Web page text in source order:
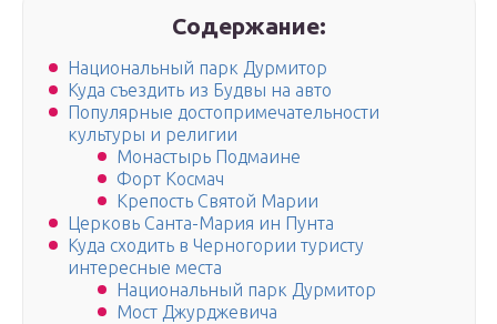
Содержание:
Национальный парк Дурмитор
Куда съездить из Будвы на авто
Популярные достопримечательности
культуры и религии
Монастырь Подмаине
Форт Космач
Крепость Святой Марии
Церковь Санта-Мария ин Пунта
Куда сходить в Черногории туристу
интересные места
Национальный парк Дурмитор
Мост Джурджевича